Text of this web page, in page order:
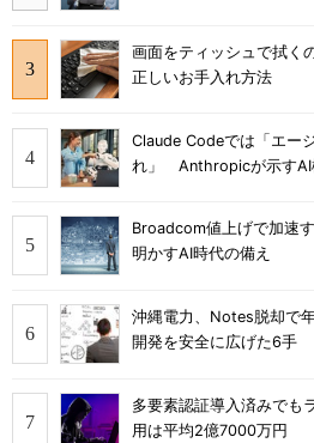
画面をティッシュで拭
正しいお手入れ方法
Claude Codeでは「エー
れ」 Anthropicが示すAI
Broadcom値上げで加速
明かすAI時代の備え
沖縄電力、Notes脱却で
開発を安全に広げた6手
多要素認証導入済みで
用は平均2億7000万円